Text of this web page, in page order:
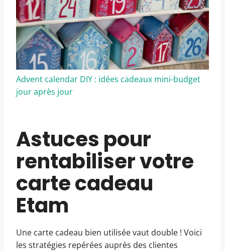
Advent calendar DIY : idées cadeaux mini-budget
jour après jour
Astuces pour
rentabiliser votre
carte cadeau
Etam
Une carte cadeau bien utilisée vaut double ! Voici
les stratégies repérées auprès des clientes